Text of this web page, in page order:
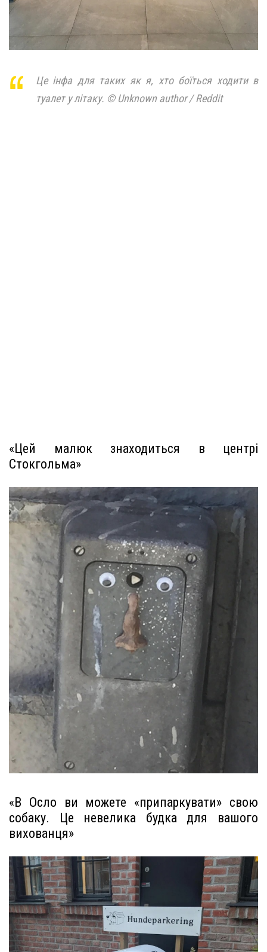
Це інфа для таких як я, хто боїться ходити в
туалет у літаку. © Unknown author / Reddit
«Цей малюк знаходиться в центрі
Стокгольма»
«В Осло ви можете «припаркувати» свою
собаку. Це невелика будка для вашого
вихованця»